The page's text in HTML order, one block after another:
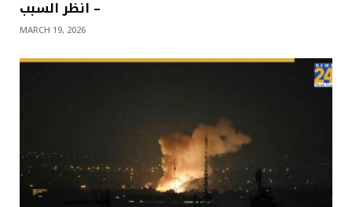
– انظر السبب
MARCH 19, 2026